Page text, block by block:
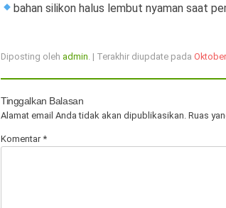
bahan silikon halus lembut nyaman saat
Diposting oleh admin . | Terakhir diupdate pada
Tinggalkan Balasan
Alamat email Anda tidak akan dipublikasikan. Ruas
Komentar*